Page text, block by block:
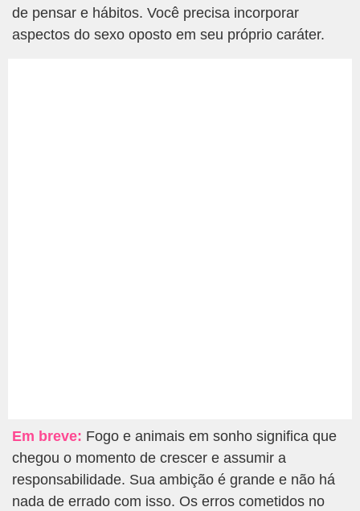
de pensar e hábitos. Você precisa incorporar
aspectos do sexo oposto em seu próprio caráter.
Em breve: Fogo e animais em sonho significa que
chegou o momento de crescer e assumir a
responsabilidade. Sua ambição é grande e não há
nada de errado com isso. Os erros cometidos no